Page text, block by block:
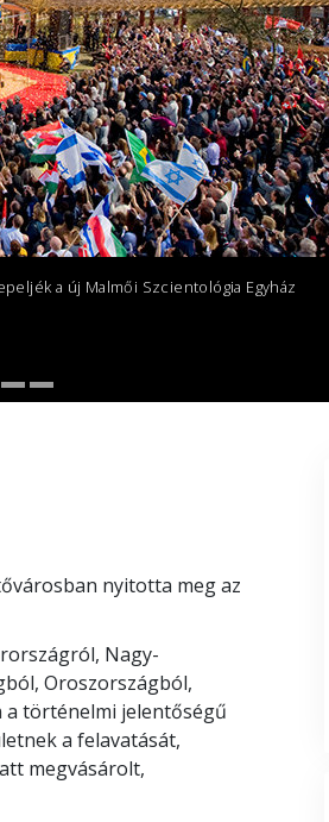
Gyerekek
Eszközök a
Az etika és
Az
Kivizsgálások
a új Malmői Szcientológia Egyház
nyitotta meg az
Nagy-
Oroszországból,
a történelmi jelentőségű
a felavatását,
megvásárolt,